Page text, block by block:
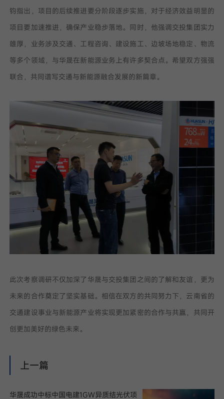
钧指出，项目的后续推进要分阶段逐步实施，对于经济效益明显的
项目要加速推进，确保产业稳步落地。同时，他强调交投集团实力
雄厚，业务涉及交通、工程咨询、建设施工、边坡场地稳定、物流
等多个领域，与华晟在新能源业务上有许多契合点。希望双方强强
联合，共同谱写交通与新能源融合发展的新篇章。
此次考察调研不仅加深了华晟与交投集团之间的了解和友谊，更为
未来的合作奠定了坚实基础。相信在双方的共同努力下，云南省的
交通建设事业与新能源产业将实现更加紧密的合作与共赢，共同开
创更加美好的绿色未来。
上一篇
华晟成功中标中国电建1GW异质结光伏项